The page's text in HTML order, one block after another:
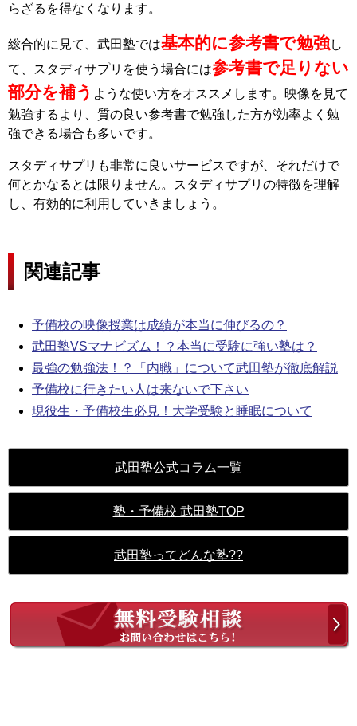
らざるを得なくなります。
総合的に見て、武田塾では基本的に参考書で勉強し
て、スタディサプリを使う場合には参考書で足りない
部分を補う ような使い方をオススメします。映像を見て
勉強するより、質の良い参考書で勉強した方が効率よく勉
強できる場合も多いです。
スタディサプリも非常に良いサービスですが、それだけで
何とかなるとは限りません。スタディサプリの特徴を理解
し、有効的に利用していきましょう。
関連記事
予備校の映像授業は成績が本当に伸びるの？
武田塾VSマナビズム！？本当に受験に強い塾は？
最強の勉強法！？「内職」について武田塾が徹底解説
予備校に行きたい人は来ないで下さい
現役生・予備校生必見！大学受験と睡眠について
武田塾公式コラム一覧
塾・予備校 武田塾TOP
武田塾ってどんな塾??